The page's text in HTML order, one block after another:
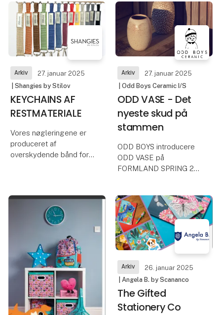
alle farver og kan
således tilpasses alle
omgivelser med en stor
grad af fleksibilitet. V
Arkiv
27. januar 2025
| Shangies by Stilov
KEYCHAINS AF
RESTMATERIALE
Vores nøgleringene er
produceret af
overskydende bånd for
sandalerne går til spilde.
Nøgleringen har en
nemt at organisere og
Arkiv
27. januar 2025
| Odd Boys Ceramic I/S
ODD VASE - Det
nyeste skud på
stammen
ODD BOYS introducere
ODD VASE på
FORMLAND SPRING 25.
overflader og afsøger
grænserne mellem
funktion og pynt. Vasen
er det nyeste produkt fra
ODD BOYS som vil blive
Arkiv
26. januar 2025
| Angela B. by Scananco
The Gifted
Stationery Co